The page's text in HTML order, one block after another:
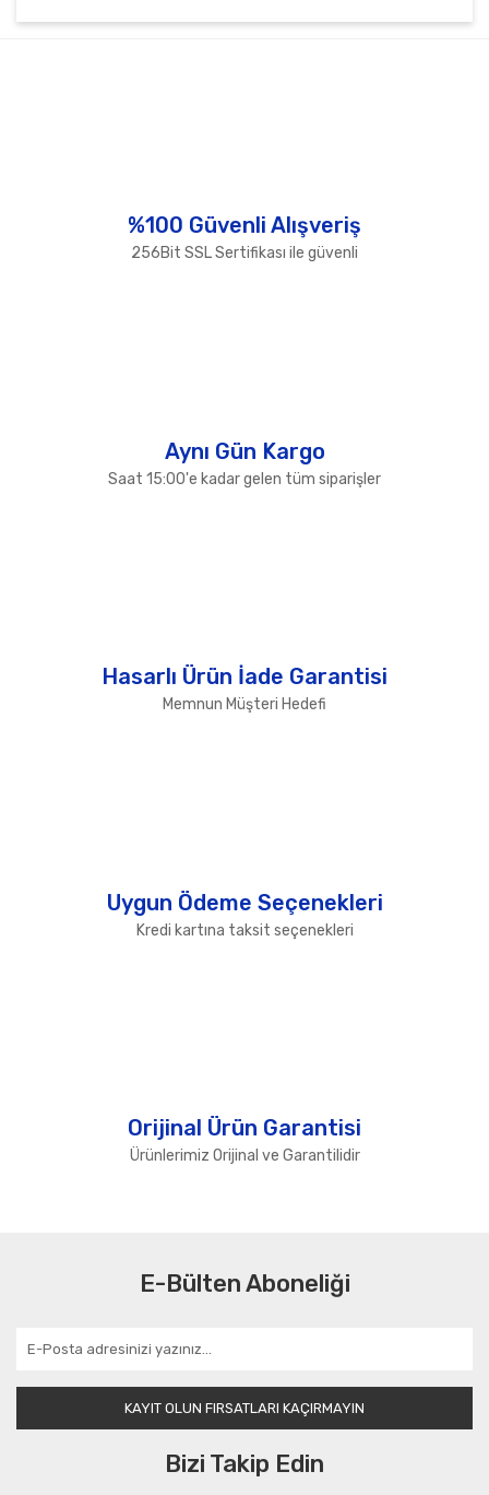
Ürün fiyatı diğer sitelerden daha pahalı.
%100 Güvenli Alışveriş
256Bit SSL Sertifikası ile güvenli
Aynı Gün Kargo
Saat 15:00'e kadar gelen tüm siparişler
Hasarlı Ürün İade Garantisi
Memnun Müşteri Hedefi
Uygun Ödeme Seçenekleri
Kredi kartına taksit seçenekleri
Orijinal Ürün Garantisi
Ürünlerimiz Orijinal ve Garantilidir
E-Bülten Aboneliği
KAYIT OLUN FIRSATLARI KAÇIRMAYIN
Bizi Takip Edin